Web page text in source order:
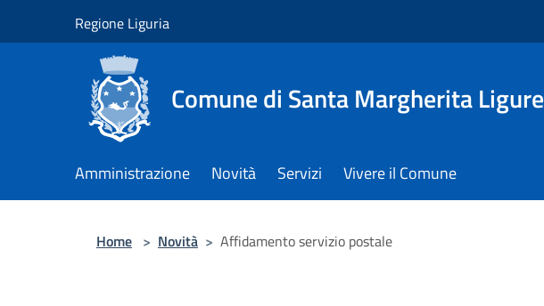
Regione Liguria
Comune di Santa Margherita Ligure
Amministrazione Novità Servizi Vivere il Comune
Home > Novità > Affidamento servizio postale